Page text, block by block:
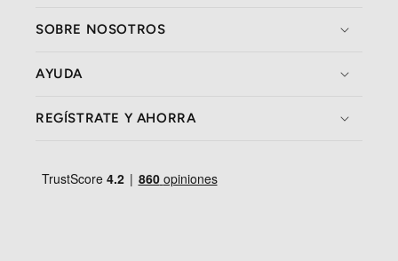
SOBRE NOSOTROS
AYUDA
REGÍSTRATE Y AHORRA